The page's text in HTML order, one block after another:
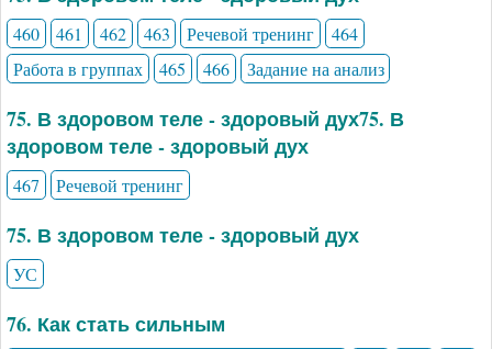
460 461 462 463 Речевой тренинг
464
Работа в группах
465 466 Задание на анализ
75. В здоровом теле - здоровый дух75. В
здоровом теле - здоровый дух
467 Речевой тренинг
75. В здоровом теле - здоровый дух
УС
76. Как стать сильным